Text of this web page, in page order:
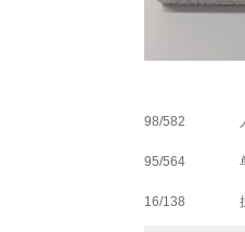
98/582
95/564
16/138